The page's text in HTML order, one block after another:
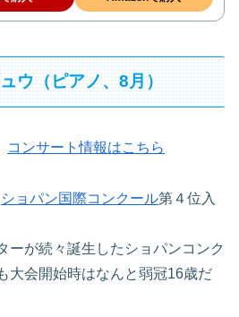
ウ（ピアノ、8月）
コンサート情報はこちら
ショパン国際コンクール第４位入
ーが続々誕生したショパンコンク
大会開始時はなんと弱冠16歳だ